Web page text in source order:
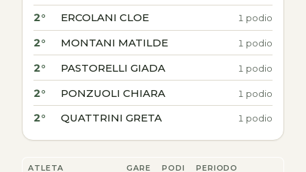
2° ERCOLANI CLOE 1 podio
2° MONTANI MATILDE 1 podio
2° PASTORELLI GIADA 1 podio
2° PONZUOLI CHIARA 1 podio
2° QUATTRINI GRETA 1 podio
ATLETA GARE PODI PERIODO